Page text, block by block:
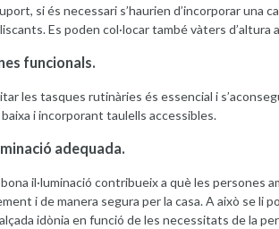
si és necessari s’haurien d’incorporar una
Es poden col·locar també vàters
funcionals.
les tasques rutinàries és essencial i
i incorporant taulells accessibles.
adequada.
il·luminació contribueix a què les persones
i de manera segura per la casa. A això se li
idònia en funció de les necessitats de la